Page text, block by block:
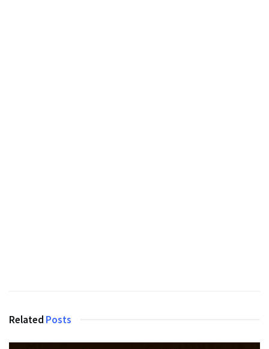
Related Posts